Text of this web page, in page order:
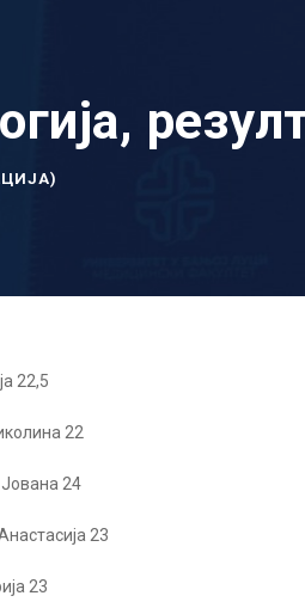
22,5
22
24
23
23